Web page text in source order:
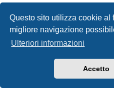
Questo sito utilizza cookie al
migliore navigazione
Ulteriori informazioni
Accetto